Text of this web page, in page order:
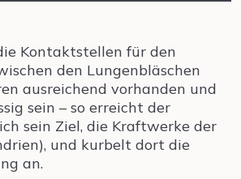
Kontaktstellen für den
den Lungenbläschen
ausreichend vorhanden und
sein – so erreicht der
sein Ziel, die Kraftwerke der
und kurbelt dort die
an.